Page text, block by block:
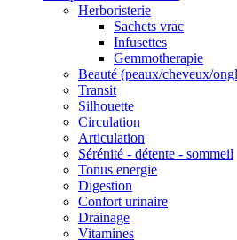
Herboristerie
Sachets vrac
Infusettes
Gemmotherapie
Beauté (peaux/cheveux/
Transit
Silhouette
Circulation
Articulation
Sérénité - détente - sommeil
Tonus energie
Digestion
Confort urinaire
Drainage
Vitamines